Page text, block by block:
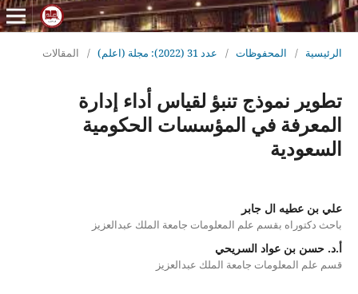
الرئيسية / المحفوظات / عدد 31 (2022): مجلة (اعلم) / المقالات
تطوير نموذج تنبؤ لقياس أداء إدارة
المعرفة في المؤسسات الحكومية
السعودية
علي بن عطيه ال جابر
باحث دكتوراه بقسم علم المعلومات جامعة الملك عبدالعزيز
أ.د. حسن بن عواد السريحي
قسم علم المعلومات جامعة الملك عبدالعزيز